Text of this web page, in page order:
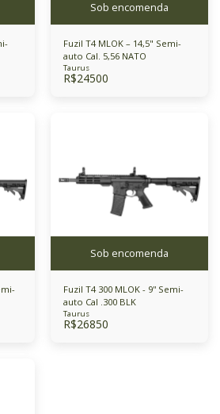
Sob encomenda
Fuzil T4 MLOK – 14,5" Semi-
auto Cal. 5,56 NATO
Taurus
R$24500
Sob encomenda
Fuzil T4 300 MLOK - 9'' Semi-
auto Cal .300 BLK
Taurus
R$26850